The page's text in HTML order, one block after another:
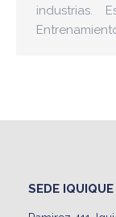
SEDE IQUIQUE